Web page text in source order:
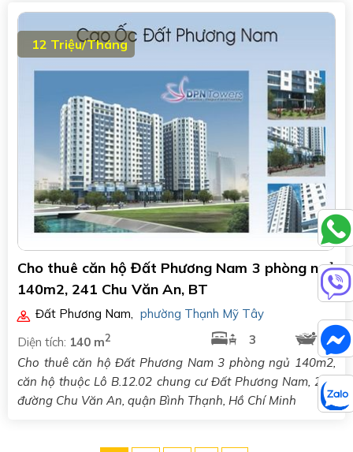
12 Triệu/Tháng
Cho thuê căn hộ Đất Phương Nam 3 phòng ngủ
140m2, 241 Chu Văn An, BT
Đất Phương Nam, phường Thạnh Mỹ Tây
Diện tích: 140 m2 3
2
Cho thuê căn hộ Đất Phương Nam 3 phòng ngủ 140m2,
căn hộ thuộc Lô B.12.02 chung cư Đất Phương Nam, 241
đường Chu Văn An, quận Bình Thạnh, Hồ Chí Minh